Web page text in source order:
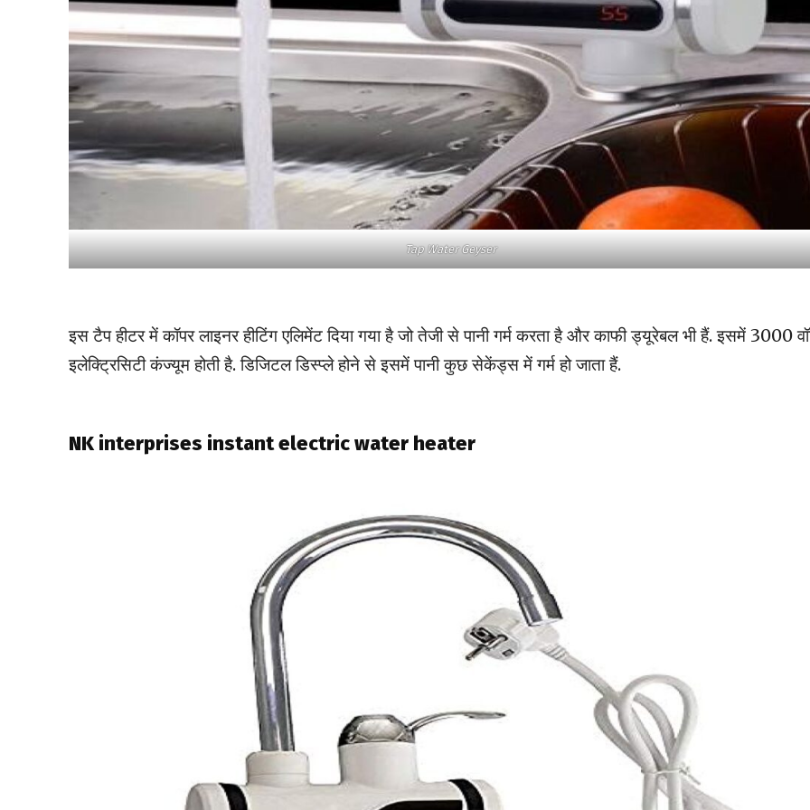
Tap Water Geyser
इस टैप हीटर में कॉपर लाइनर हीटिंग एलिमेंट दिया गया है जो तेजी से पानी गर्म करता है और काफी ड्यूरेबल भी हैं. इसमें 3000
इलेक्ट्रिसिटी कंज्यूम होती है. डिजिटल डिस्प्ले होने से इसमें पानी कुछ सेकेंड्स में गर्म हो जाता हैं.
NK interprises instant electric water heater